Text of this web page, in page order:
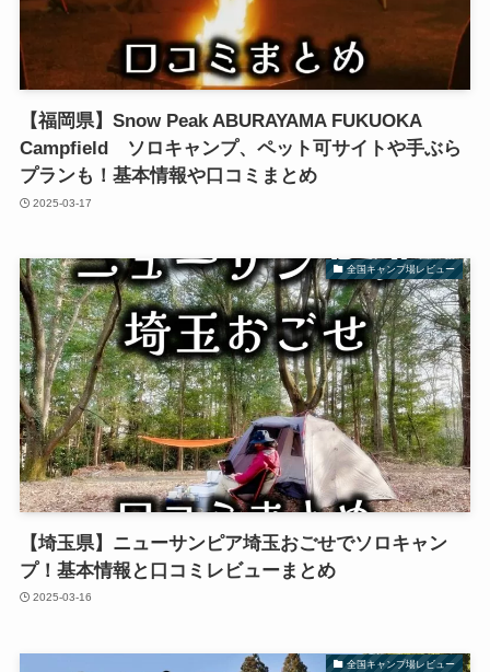
【福岡県】Snow Peak ABURAYAMA FUKUOKA
Campfield ソロキャンプ、ペット可サイトや手ぶら
プランも！基本情報や口コミまとめ
2025-03-17
全国キャンプ場レビュー
【埼玉県】ニューサンピア埼玉おごせでソロキャン
プ！基本情報と口コミレビューまとめ
2025-03-16
全国キャンプ場レビュー